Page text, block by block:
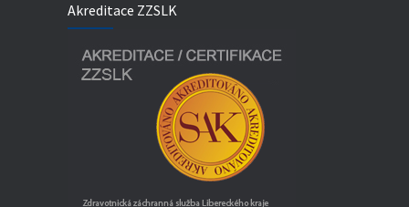
Akreditace ZZSLK